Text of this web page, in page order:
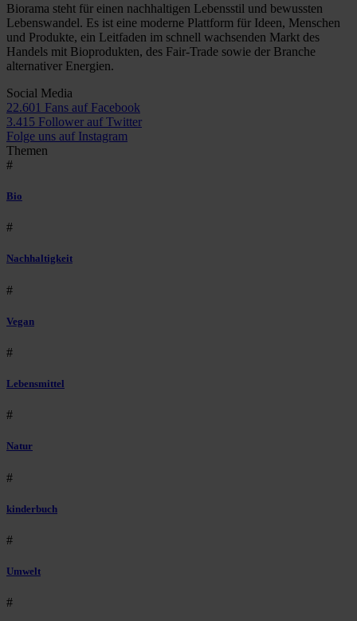
Biorama steht für einen nachhaltigen Lebensstil und bewussten
Lebenswandel. Es ist eine moderne Plattform für Ideen, Menschen
und Produkte, ein Leitfaden im schnell wachsenden Markt des
Handels mit Bioprodukten, des Fair-Trade sowie der Branche
alternativer Energien.
Social Media
22.601 Fans auf Facebook
3.415 Follower auf Twitter
Folge uns auf Instagram
Themen
#
Bio
#
Nachhaltigkeit
#
Vegan
#
Lebensmittel
#
Natur
#
kinderbuch
#
Umwelt
#